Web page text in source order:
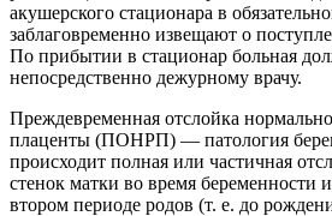
акушерского стационара в
заблаговременно извещают о
По прибытии в стационар больная
непосредственно дежурному врачу.
Преждевременная отслойка
плаценты (ПОНРП) — патология
происходит полная или частичная
стенок матки во время беременности
втором периоде родов (т. е. до